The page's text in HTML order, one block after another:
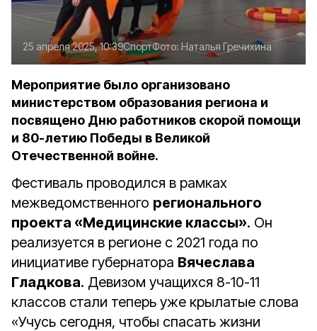
25 апреля 2025, 10:39СпортФото:Наталья Гречихина
Мероприятие было организовано
министерством образования региона и
посвящено Дню работников скорой помощи
и 80-летию Победы в Великой
Отечественной войне.
Фестиваль проводился в рамках
межведомственного регионального
проекта «Медицинские классы». Он
реализуется в регионе с 2021 года по
инициативе губернатора Вячеслава
Гладкова. Девизом учащихся 8-10-11
классов стали теперь уже крылатые слова
«Учусь сегодня, чтобы спасать жизни